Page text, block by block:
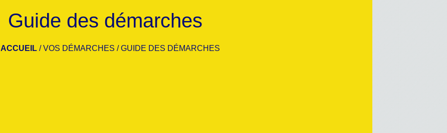
Guide des démarches
ACCUEIL /VOS DÉMARCHES /GUIDE DES DÉMARCHES